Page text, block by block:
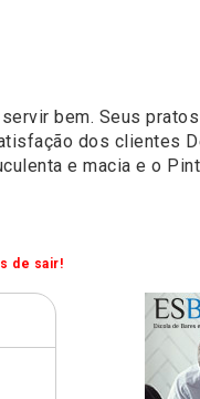
bem. Seus
dos clientes
e macia e o
de sair!